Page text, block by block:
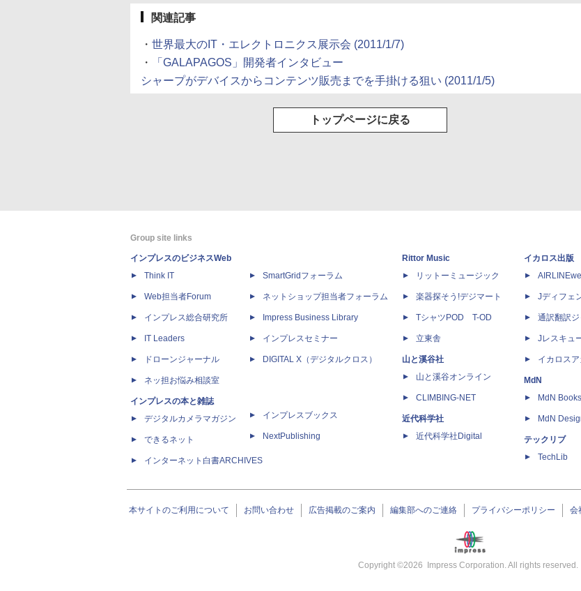
関連記事
・ 世界最大のIT・エレクトロニクス展示会 (2011/1/7)
・
「GALAPAGOS」開発者インタビュー
シャープがデバイスからコンテンツ販売までを手掛ける狙い (2011/1/5)
トップページに戻る
Group site links
インプレスのビジネスWeb
Think IT
Web担当者Forum
インプレス総合研究所
IT Leaders
ドローンジャーナル
ネッ担お悩み相談室
インプレスの本と雑誌
デジタルカメラマガジン
できるネット
インターネット白書ARCHIVES
SmartGridフォーラム
ネットショップ担当者フォーラム
Impress Business Library
インプレスセミナー
DIGITAL X（デジタルクロス）
インプレスブックス
NextPublishing
Rittor Music
リットーミュージック
楽器探そう!デジマート
TシャツPOD T-OD
立東舎
山と溪谷社
山と溪谷オンライン
CLIMBING-NET
近代科学社
近代科学社Digital
イカロス出版
Jディフェ
通訳翻訳
Jレスキュ
イカロス
MdN
MdN Books
MdN
テックリブ
TechLib
本サイトのご利用について お問い合わせ 広告掲載のご案内 編集部へのご連絡 プライバシーポリシー 会
Copyright ©2026 Impress Corporation. All rights reserved.